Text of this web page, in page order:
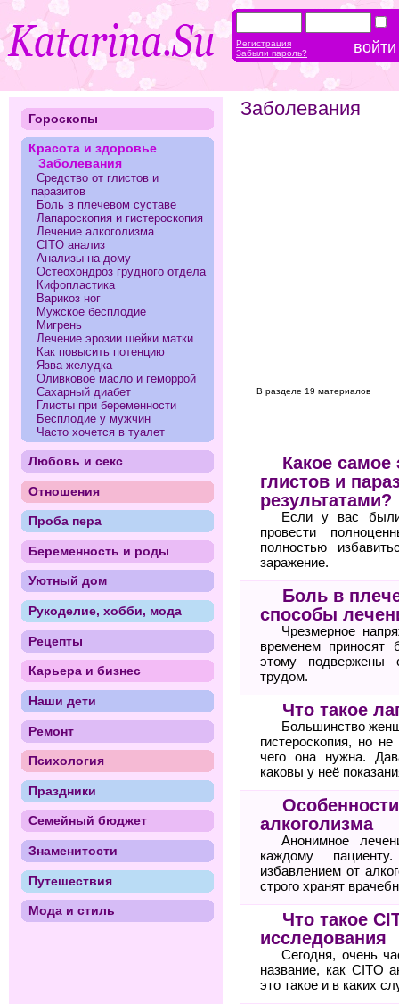
Заболевания
В разделе 19 материалов
Какое
глистов и
результатами?
Если у вас были
провести
полностью
заражение.
Боль в
способы
Чрезмерное
временем
этому подвержены
трудом.
Что такое
Большинство
гистероскопия, но
чего она нужна.
каковы у неё
алкоголизма
Анонимное
каждому
избавлением от
строго хранят
Что такое
исследования
Сегодня, очень
название, как CITO
это такое и в каких
Гороскопы
Красота и здоровье
Заболевания
Средство от глистов и
паразитов
Боль в плечевом суставе
Лапароскопия и гистероскопия
Лечение алкоголизма
CITO анализ
Анализы на дому
Остеохондроз грудного отдела
Кифопластика
Варикоз ног
Мужское бесплодие
Мигрень
Лечение эрозии шейки матки
Как повысить потенцию
Язва желудка
Оливковое масло и геморрой
Сахарный диабет
Глисты при беременности
Бесплодие у мужчин
Часто хочется в туалет
Любовь и секс
Отношения
Проба пера
Беременность и роды
Уютный дом
Рукоделие, хобби, мода
Рецепты
Карьера и бизнес
Наши дети
Ремонт
Психология
Праздники
Семейный бюджет
Знаменитости
Путешествия
Мода и стиль
Регистрация
Забыли пароль?